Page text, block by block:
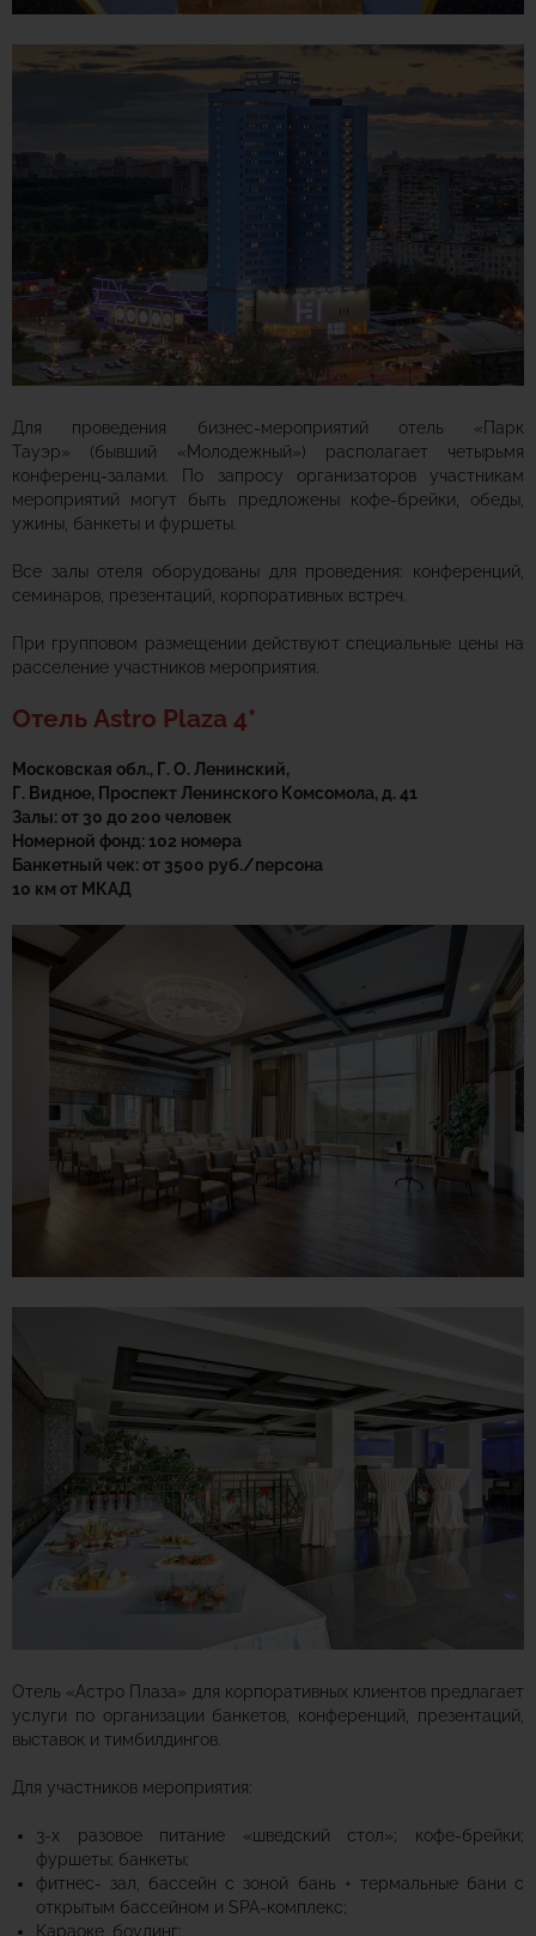
Для проведения бизнес-мероприятий отель «Парк
Тауэр» (бывший «Молодежный») располагает четырьмя
конференц-залами. По запросу организаторов участникам
мероприятий могут быть предложены кофе-брейки, обеды,
ужины, банкеты и фуршеты.
Все залы отеля оборудованы для проведения: конференций,
семинаров, презентаций, корпоративных встреч.
При групповом размещении действуют специальные цены на
расселение участников мероприятия.
Отель Astro Plaza 4*
Московская обл., Г. О. Ленинский,
Г. Видное, Проспект Ленинского Комсомола, д. 41
Залы: от 30 до 200 человек
Номерной фонд: 102 номера
Банкетный чек: от 3500 руб./персона
10 км от МКАД
Отель «Астро Плаза» для корпоративных клиентов предлагает
услуги по организации банкетов, конференций, презентаций,
выставок и тимбилдингов.
Для участников мероприятия:
3-х разовое питание «шведский стол»; кофе-брейки;
фуршеты; банкеты;
фитнес- зал, бассейн с зоной бань + термальные бани с
открытым бассейном и SPA-комплекс;
Караоке, боулинг;